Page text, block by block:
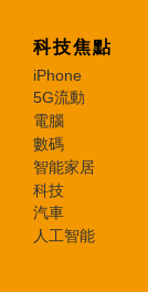
科技焦點
iPhone
5G流動
電腦
數碼
智能家居
科技
汽車
人工智能